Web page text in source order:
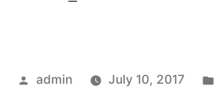
Posted
admin July 10, 2017